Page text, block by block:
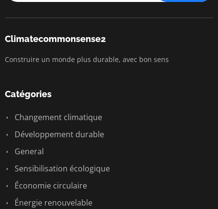
Climatecommonsense2
Construire un monde plus durable, avec bon sens
Catégories
Changement climatique
Développement durable
General
Sensibilisation écologique
Économie circulaire
Énergie renouvelable